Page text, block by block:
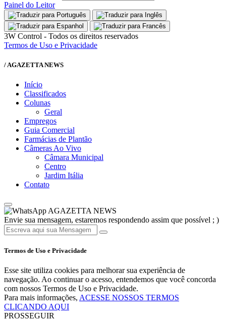
Painel do Leitor
3W Control - Todos os direitos reservados
Termos de Uso e Privacidade
/ AGAZETTA NEWS
Início
Classificados
Colunas
Geral
Empregos
Guia Comercial
Farmácias de Plantão
Câmeras Ao Vivo
Câmara Municipal
Centro
Jardim Itália
Contato
AGAZETTA NEWS
Envie sua mensagem, estaremos respondendo assim que possível ; )
Termos de Uso e Privacidade
Esse site utiliza cookies para melhorar sua experiência de
navegação. Ao continuar o acesso, entendemos que você concorda
com nossos Termos de Uso e Privacidade.
Para mais informações, ACESSE NOSSOS TERMOS
CLICANDO AQUI
PROSSEGUIR